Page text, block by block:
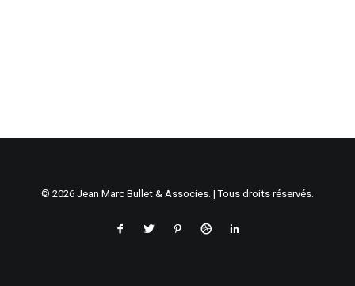
© 2026 Jean Marc Bullet & Associes. | Tous droits réservés.